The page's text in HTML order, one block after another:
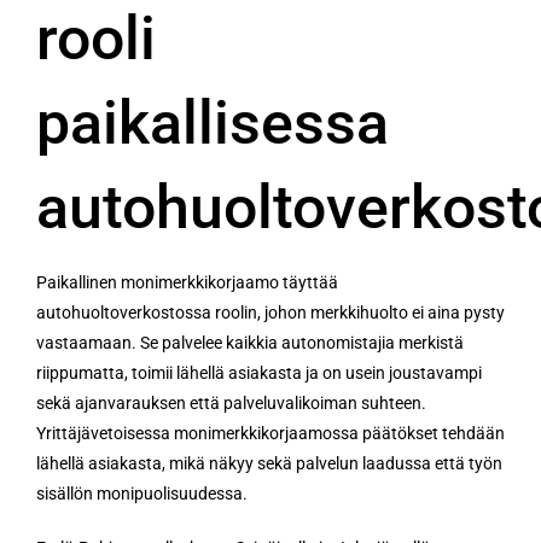
rooli
paikallisessa
Paikallinen monimerkkikorjaamo täyttää
autohuoltoverkostossa roolin, johon merkkihuolto ei aina pysty
vastaamaan. Se palvelee kaikkia autonomistajia merkistä
riippumatta, toimii lähellä asiakasta ja on usein joustavampi
sekä ajanvarauksen että palveluvalikoiman suhteen.
Yrittäjävetoisessa monimerkkikorjaamossa päätökset tehdään
lähellä asiakasta, mikä näkyy sekä palvelun laadussa että työn
sisällön monipuolisuudessa.